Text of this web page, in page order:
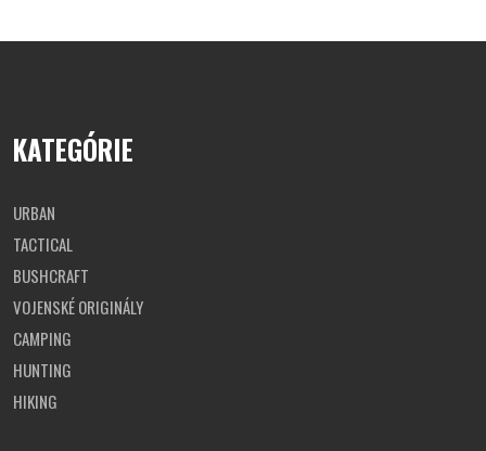
KATEGÓRIE
URBAN
TACTICAL
BUSHCRAFT
VOJENSKÉ ORIGINÁLY
CAMPING
HUNTING
HIKING